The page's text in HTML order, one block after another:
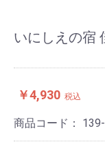
いにしえの
￥4,930 税込
商品コード：